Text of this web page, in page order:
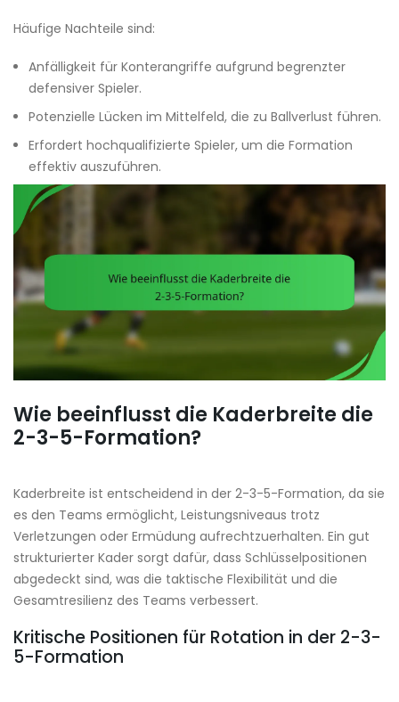
Häufige Nachteile sind:
Anfälligkeit für Konterangriffe aufgrund begrenzter
defensiver Spieler.
Potenzielle Lücken im Mittelfeld, die zu Ballverlust führen.
Erfordert hochqualifizierte Spieler, um die Formation
effektiv auszuführen.
Wie beeinflusst die Kaderbreite die
2-3-5-Formation?
Kaderbreite ist entscheidend in der 2-3-5-Formation, da sie
es den Teams ermöglicht, Leistungsniveaus trotz
Verletzungen oder Ermüdung aufrechtzuerhalten. Ein gut
strukturierter Kader sorgt dafür, dass Schlüsselpositionen
abgedeckt sind, was die taktische Flexibilität und die
Gesamtresilienz des Teams verbessert.
Kritische Positionen für Rotation in der 2-3-
5-Formation